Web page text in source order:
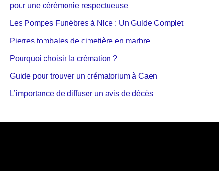
pour une cérémonie respectueuse
Les Pompes Funèbres à Nice : Un Guide Complet
Pierres tombales de cimetière en marbre
Pourquoi choisir la crémation ?
Guide pour trouver un crématorium à Caen
L’importance de diffuser un avis de décès